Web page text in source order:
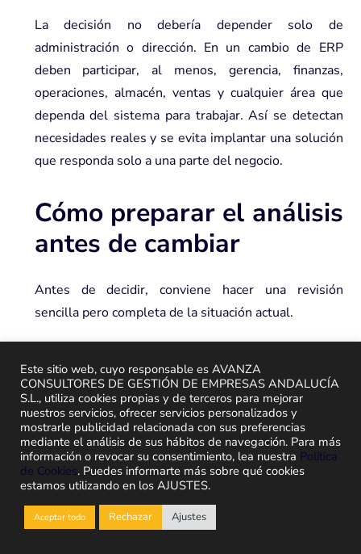
La decisión no debería depender solo de
administración o dirección. En un cambio de ERP
deben participar, al menos, gerencia, finanzas,
operaciones, almacén, ventas y cualquier área que
dependa del sistema para trabajar. Así se detectan
necesidades reales y se evita implantar una solución
que responda solo a una parte del negocio.
Cómo preparar el análisis
antes de cambiar
Antes de decidir, conviene hacer una revisión
sencilla pero completa de la situación actual.
¿Qué procesos se gestionan fuera de Sage 50?
¿Qué informes se preparan manualmente cada
mes?
¿Qué departamentos tienen más fricción con el
sistema actual?
¿Qué datos se duplican entre herramientas?
Este sitio web, cuyo responsable es AVANZA
CONSULTORES DE GESTIÓN DE EMPRESAS ANDALUCÍA
S.L., utiliza cookies propias y de terceros para mejorar
nuestros servicios, ofrecer servicios personalizados y
mostrarle publicidad relacionada con sus preferencias
mediante el análisis de sus hábitos de navegación. Para más
información o revocar su consentimiento, lea nuestra Política
de Cookies. Puedes informarte más sobre qué cookies
estamos utilizando en los AJUSTES.
Aceptar todo Rechazar Ajustes